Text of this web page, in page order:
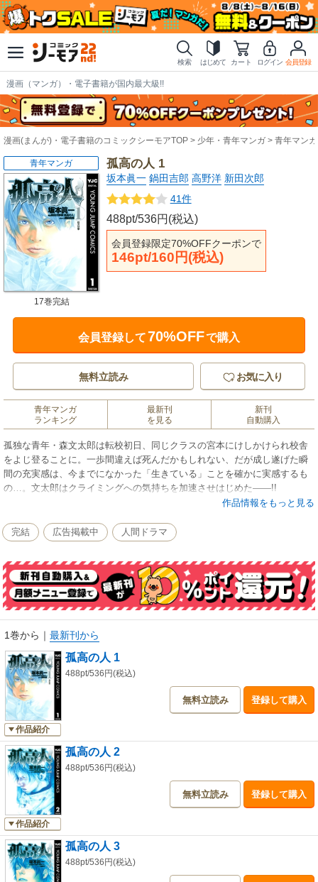
検索 はじめて カート ログイン 会員登録
漫画（マンガ）・電子書籍が国内最大級!!
漫画(まんが)・電子書籍のコミックシーモアTOP 少年・青年マンガ 青年マンガ
孤高の人 1
坂本眞一 鍋田吉郎 高野洋 新田次郎
41件
488pt/536円(税込)
会員登録限定70%OFFクーポンで
146pt/160円(税込)
青年マンガ
17巻完結
会員登録して70%OFFで購入
無料立読み お気に入り
青年マンガ
ランキング
最新刊
を見る
新刊
自動購入
孤独な青年・森文太郎は転校初日、同じクラスの宮本にけしかけられ校舎
をよじ登ることに。一歩間違えば死んだかもしれない、だが成し遂げた瞬
間の充実感は、今までになかった「生きている」ことを確かに実感するも
の…。文太郎はクライミングへの気持ちを加速させはじめた――!!
作品情報をもっと見る
完結 広告掲載中 人間ドラマ
1巻から ｜ 最新刊から
作品紹介
孤高の人 1
488pt/536円(税込)
無料立読み 登録して購入
作品紹介
孤高の人 2
488pt/536円(税込)
無料立読み 登録して購入
孤高の人 3
488pt/536円(税込)